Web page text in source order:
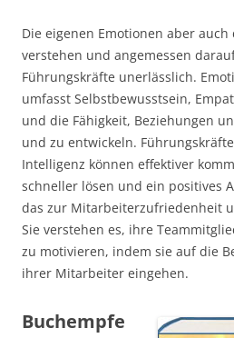
Die eigenen Emotionen aber
verstehen und angemessen
Führungskräfte unerlässlich.
umfasst Selbstbewusstsein,
und die Fähigkeit, Beziehungen
und zu entwickeln.
Intelligenz können effektiver
schneller lösen und ein positives
das zur Mitarbeiterzufriedenheit
Sie verstehen es, ihre
zu motivieren, indem sie auf die
ihrer Mitarbeiter eingehen.
Buchempfe